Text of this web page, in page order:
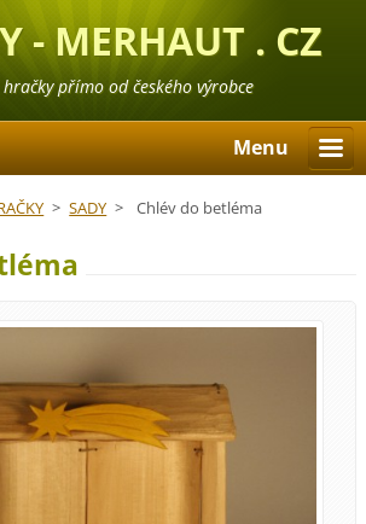
- MERHAUT . CZ
hračky přímo od českého výrobce
Menu
> SADY > Chlév do betléma